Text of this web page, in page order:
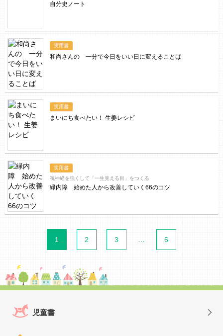
自分史ノート
実用書
和尚さんの 一分で今日をいい日に変えることば
実用書
まいにち食べたい！ 生姜レシピ
実用書
視神経を強くして「一生見える目」をつくる
緑内障 始めた人から改善していく66のコツ
1 2 3 6
児童書